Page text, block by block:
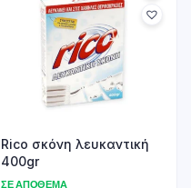
Rico σκόνη λευκαντική
400gr
ΣΕ ΑΠΌΘΕΜΑ